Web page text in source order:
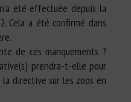
été effectuée depuis la
Cela a été confirmé dans
de ces manquements ?
prendra-t-elle pour
directive sur les zoos en